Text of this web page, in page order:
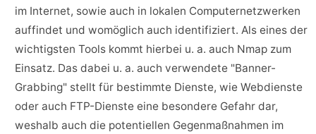
im Internet, sowie auch in lokalen Computernetzwerken
auffindet und womöglich auch identifiziert. Als eines der
wichtigsten Tools kommt hierbei u. a. auch Nmap zum
Einsatz. Das dabei u. a. auch verwendete "Banner-
Grabbing" stellt für bestimmte Dienste, wie Webdienste
oder auch FTP-Dienste eine besondere Gefahr dar,
weshalb auch die potentiellen Gegenmaßnahmen im